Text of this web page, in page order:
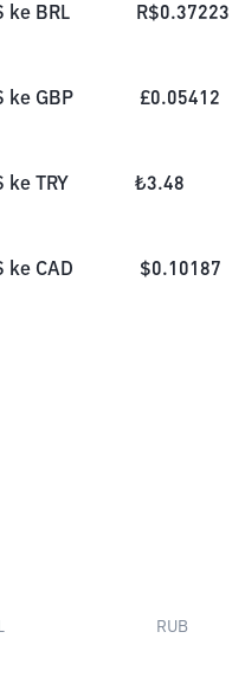
ke BRL R$0.37223
ke GBP £0.05412
ke TRY ₺3.48
ke CAD $0.10187
RUB